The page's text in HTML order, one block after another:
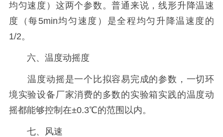
均匀速度）这两个参数。普通来说，线形升降温速
度（每5min均匀速度）是全程均匀升降温速度的
1/2。
六、温度动摇度
温度动摇是一个比拟容易完成的参数，一切环
境实验设备厂家消费的多数的实验箱实践的温度动
摇都能够控制在±0.3℃的范围以内。
七、风速